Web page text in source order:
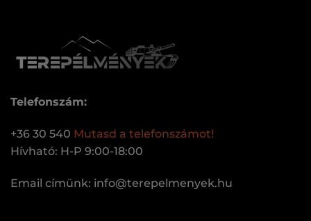
Telefonszám:
+36 30 540 Mutasd a telefonszámot!
Hívható: H-P 9:00-18:00
Email címünk: uh.keynemleperet@ofni